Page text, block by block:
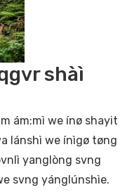
shàì
ám:mì we ínø shayit
lánshì we ínìgø tøng
yanglòng svng
svng yánglúnshìe.